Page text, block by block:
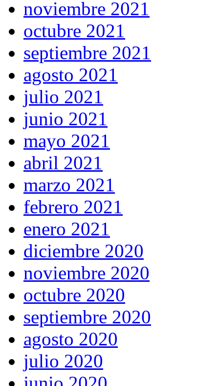
noviembre 2021
octubre 2021
septiembre 2021
agosto 2021
julio 2021
junio 2021
mayo 2021
abril 2021
marzo 2021
febrero 2021
enero 2021
diciembre 2020
noviembre 2020
octubre 2020
septiembre 2020
agosto 2020
julio 2020